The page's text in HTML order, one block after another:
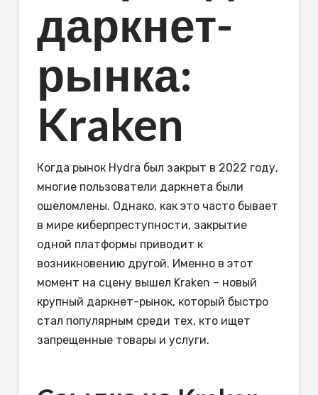
даркнет-
рынка:
Kraken
Когда рынок Hydra был закрыт в 2022 году,
многие пользователи даркнета были
ошеломлены. Однако, как это часто бывает
в мире киберпреступности, закрытие
одной платформы приводит к
возникновению другой. Именно в этот
момент на сцену вышел Kraken – новый
крупный даркнет-рынок, который быстро
стал популярным среди тех, кто ищет
запрещенные товары и услуги.